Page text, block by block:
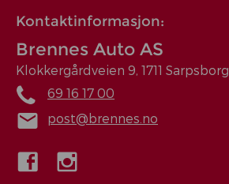
Kontaktinformasjon:
Brennes Auto AS
Klokkergårdveien 9, 1711 Sarpsborg
69 16 17 00
post@brennes.no